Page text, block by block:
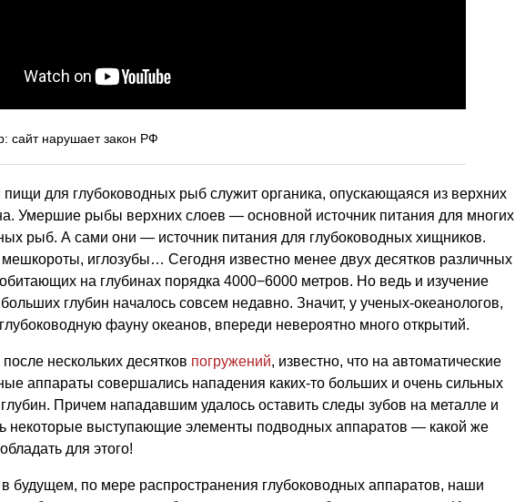
сайт нарушает закон РФ
пищи для глубоководных рыб служит органика, опускающаяся из верхних
Умершие рыбы верхних слоев — основной источник питания для многих
рыб. А сами они — источник питания для глубоководных хищников.
иглозубы… Сегодня известно менее двух десятков различных
на глубинах порядка 4000−6000 метров. Но ведь и изучение
глубин началось совсем недавно. Значит, у ученых-океанологов,
фауну океанов, впереди невероятно много открытий.
нескольких десятков погружений, известно, что на автоматические
аппараты совершались нападения каких-то больших и очень сильных
Причем нападавшим удалось оставить следы зубов на металле и
некоторые выступающие элементы подводных аппаратов — какой же
для этого!
в будущем, по мере распространения глубоководных аппаратов, наши